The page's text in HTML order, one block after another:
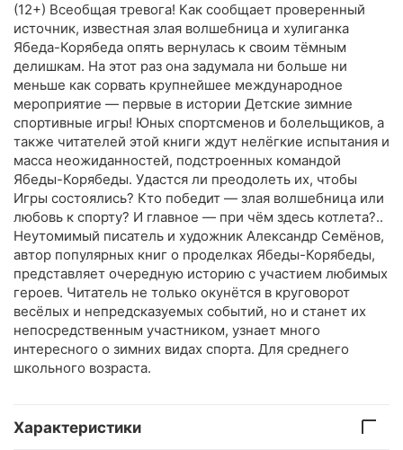
(12+) Всеобщая тревога! Как сообщает проверенный
источник, известная злая волшебница и хулиганка
Ябеда-Корябеда опять вернулась к своим тёмным
делишкам. На этот раз она задумала ни больше ни
меньше как сорвать крупнейшее международное
мероприятие — первые в истории Детские зимние
спортивные игры! Юных спортсменов и болельщиков, а
также читателей этой книги ждут нелёгкие испытания и
масса неожиданностей, подстроенных командой
Ябеды-Корябеды. Удастся ли преодолеть их, чтобы
Игры состоялись? Кто победит — злая волшебница или
любовь к спорту? И главное — при чём здесь котлета?..
Неутомимый писатель и художник Александр Семёнов,
автор популярных книг о проделках Ябеды-Корябеды,
представляет очередную историю с участием любимых
героев. Читатель не только окунётся в круговорот
весёлых и непредсказуемых событий, но и станет их
непосредственным участником, узнает много
интересного о зимних видах спорта. Для среднего
школьного возраста.
Характеристики